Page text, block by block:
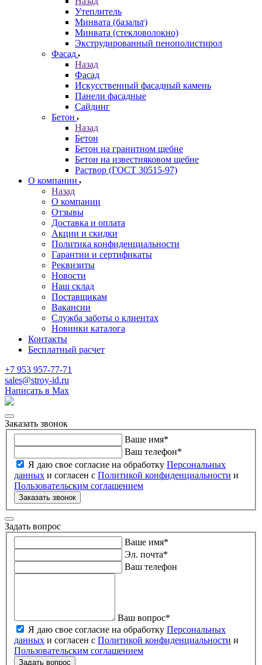
Утеплитель
Минвата (базальт)
Минвата (стекловолокно)
Экструдированный пенополистирол
Фасад
Назад
Фасад
Искусственный фасадный камень
Панели фасадные
Сайдинг
Бетон
Назад
Бетон
Бетон на гранитном щебне
Бетон на известняковом щебне
Раствор (ГОСТ 30515-97)
О компании
Назад
О компании
Отзывы
Доставка и оплата
Акции и скидки
Политика конфиденциальности
Гарантии и сертификаты
Реквизиты
Новости
Наш склад
Поставщикам
Вакансии
Служба заботы о клиентах
Новинки каталога
Контакты
Бесплатный расчет
+7 953 957-77-71
sales@stroy-id.ru
Написать в Max
Заказать звонок
Ваше имя*
Ваш телефон*
Я даю свое согласие на обработку Персональных
данных и согласен с Политикой конфиденциальности и
Пользовательским соглашением
Заказать звонок
Задать вопрос
Ваше имя*
Эл. почта*
Ваш телефон
Ваш вопрос*
Я даю свое согласие на обработку Персональных
данных и согласен с Политикой конфиденциальности и
Пользовательским соглашением
Задать вопрос